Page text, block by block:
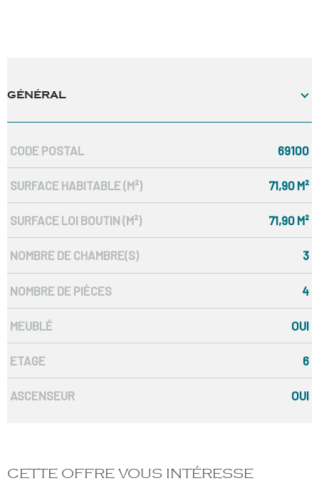
GÉNÉRAL
Caractérisque Valeurs
CODE POSTAL 69100
SURFACE HABITABLE (M²) 71,90 M²
SURFACE LOI BOUTIN (M²) 71,90 M²
NOMBRE DE CHAMBRE(S) 3
NOMBRE DE PIÈCES 4
MEUBLÉ OUI
ETAGE 6
ASCENSEUR OUI
CETTE OFFRE VOUS INTÉRESSE